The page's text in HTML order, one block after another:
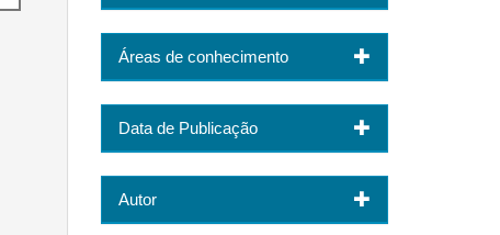
Áreas de conhecimento
Data de Publicação
Autor